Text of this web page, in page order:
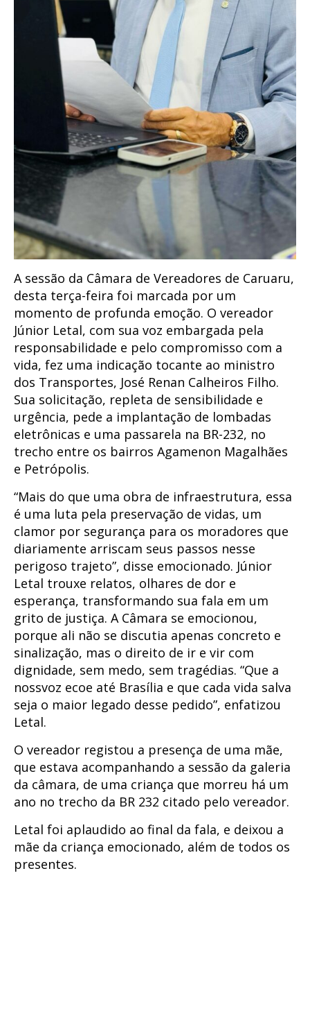
A sessão da Câmara de Vereadores de Caruaru,
desta terça-feira foi marcada por um
momento de profunda emoção. O vereador
Júnior Letal, com sua voz embargada pela
responsabilidade e pelo compromisso com a
vida, fez uma indicação tocante ao ministro
dos Transportes, José Renan Calheiros Filho.
Sua solicitação, repleta de sensibilidade e
urgência, pede a implantação de lombadas
eletrônicas e uma passarela na BR-232, no
trecho entre os bairros Agamenon Magalhães
e Petrópolis.
“Mais do que uma obra de infraestrutura, essa
é uma luta pela preservação de vidas, um
clamor por segurança para os moradores que
diariamente arriscam seus passos nesse
perigoso trajeto”, disse emocionado. Júnior
Letal trouxe relatos, olhares de dor e
esperança, transformando sua fala em um
grito de justiça. A Câmara se emocionou,
porque ali não se discutia apenas concreto e
sinalização, mas o direito de ir e vir com
dignidade, sem medo, sem tragédias. “Que a
nossvoz ecoe até Brasília e que cada vida salva
seja o maior legado desse pedido”, enfatizou
Letal.
O vereador registou a presença de uma mãe,
que estava acompanhando a sessão da galeria
da câmara, de uma criança que morreu há um
ano no trecho da BR 232 citado pelo vereador.
Letal foi aplaudido ao final da fala, e deixou a
mãe da criança emocionado, além de todos os
presentes.